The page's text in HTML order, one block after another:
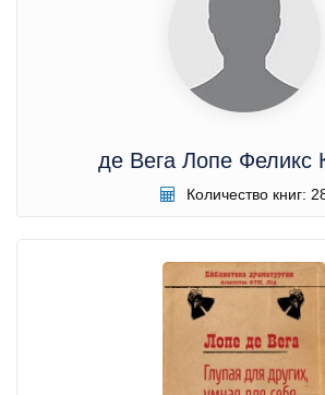
де Вега Лопе Феликс
Количество книг: